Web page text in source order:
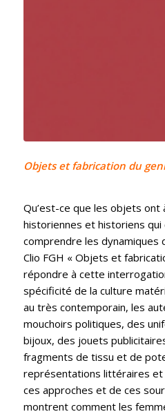
Objets et fabrication du
Qu’est-ce que les objets ont
historiennes et historiens qui
comprendre les dynamiques
Clio FGH « Objets et
répondre à cette
spécificité de la culture
au très contemporain, les
mouchoirs politiques, des
bijoux, des jouets
fragments de tissu et de
représentations littéraires
ces approches et de ces
montrent comment les